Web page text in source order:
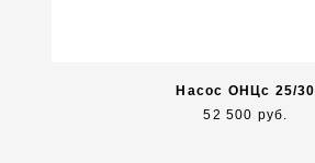
Насос ОНЦс 25/30
52 500 руб.